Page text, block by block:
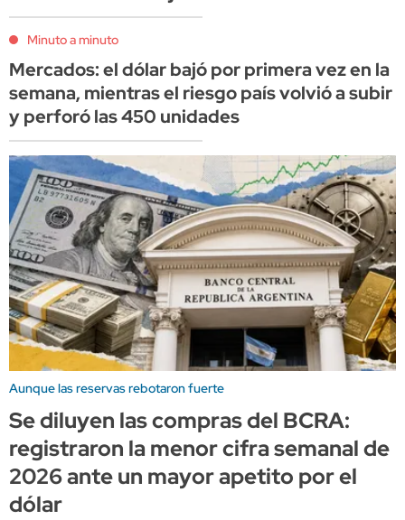
Minuto a minuto
Mercados: el dólar bajó por primera vez en la
semana, mientras el riesgo país volvió a subir
y perforó las 450 unidades
Aunque las reservas rebotaron fuerte
Se diluyen las compras del BCRA:
registraron la menor cifra semanal de
2026 ante un mayor apetito por el
dólar